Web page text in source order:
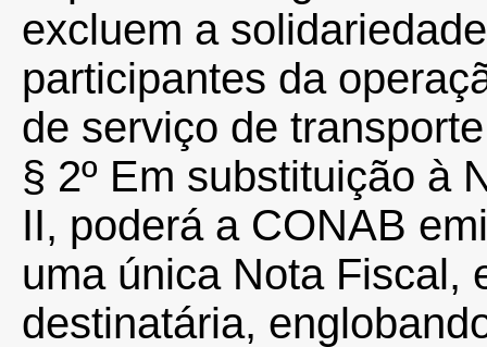
excluem a
participantes da
de serviço de
§ 2º Em substituição à
II, poderá a CONAB
uma única Nota Fiscal,
destinatária,